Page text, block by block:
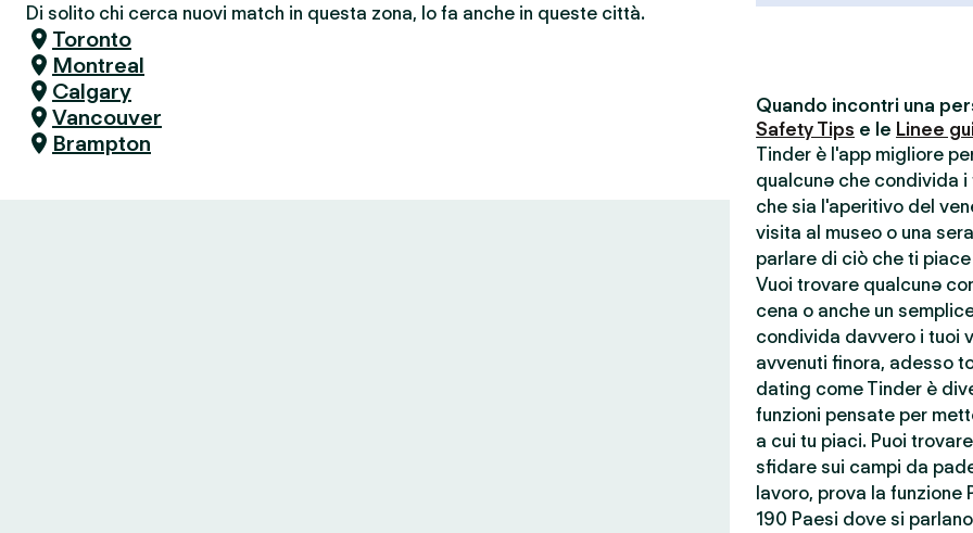
Di solito chi cerca nuovi match in questa zona, lo fa anche in queste città.
Toronto
Montreal
Calgary
Vancouver
Brampton
Quando incontri una
Safety Tips e le Linee
Tinder è l'app migliore
qualcunə che condivida
che sia l'aperitivo del
visita al museo o una
parlare di ciò che ti
Vuoi trovare qualcunə
cena o anche un
condivida davvero i tuoi
avvenuti finora, adesso
dating come Tinder è
funzioni pensate per
a cui tu piaci. Puoi
sfidare sui campi da
lavoro, prova la
190 Paesi dove si